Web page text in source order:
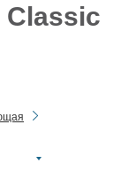
Classic